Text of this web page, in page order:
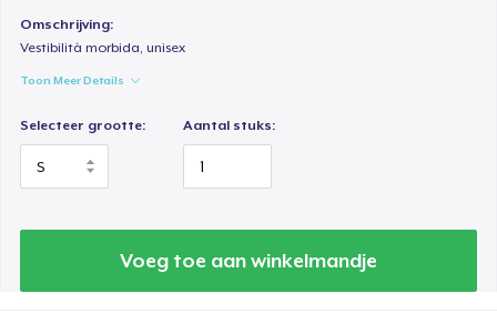
Omschrijving:
Vestibilità morbida, unisex
Toon Meer Details
Selecteer grootte: Aantal stuks:
Voeg toe aan winkelmandje